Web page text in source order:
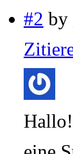
#2 by
Hallo!